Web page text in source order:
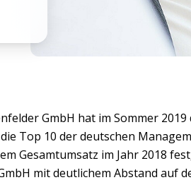
GmbH hat im Sommer
Top 10 der deutschen
Gesamtumsatz im Jahr 2018
mit deutlichem Abstand auf